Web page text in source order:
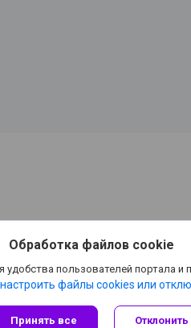
Сайт создан на платформе Deal.by
Обработка файлов cookie
пользователей портала и
файлы cookies или
Принять все Отклонить